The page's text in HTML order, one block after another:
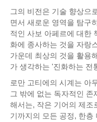
그의 비전은 기술 향상으
면서 새로운 영역을 탐구
적인 사보 아페르에 대한
화에 종사하는 것을 자랑
가운데 최상의 것을 활용
가 생각하는 '진화하는 전
로만 고티에의 시계는 아
그 밖에 없는 독자적인 존
해서는, 작은 기어의 제조
기까지의 모든 공정, 한층